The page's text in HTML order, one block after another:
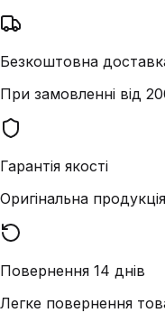
Безкоштовна
При замовленні від
Гарантія якості
Оригінальна
Повернення 14 днів
Легке повернення